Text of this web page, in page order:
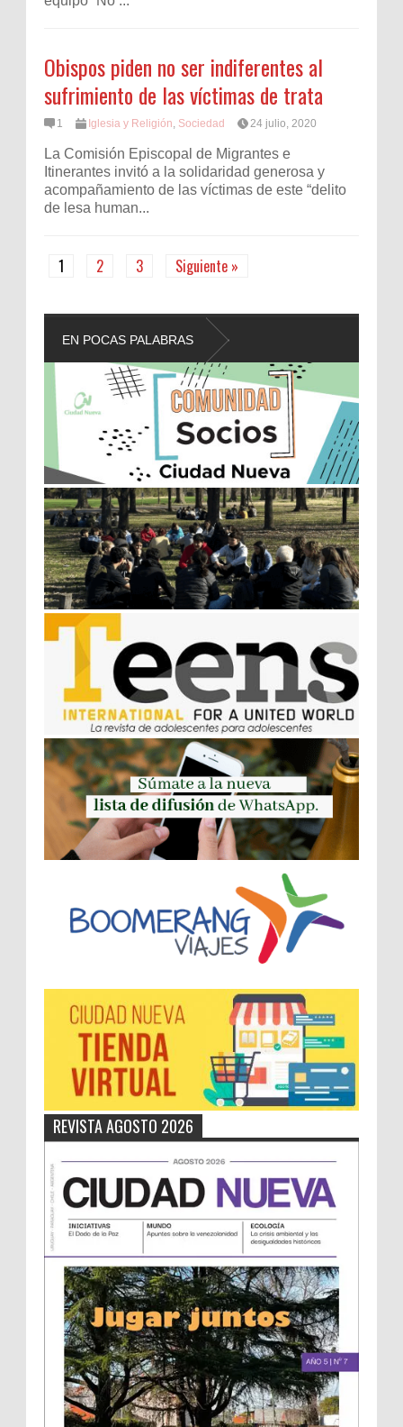
Obispos piden no ser indiferentes al
sufrimiento de las víctimas de trata
1 Iglesia y Religión Sociedad 24 julio, 2020
La Comisión Episcopal de Migrantes e
Itinerantes invitó a la solidaridad generosa y
acompañamiento de las víctimas de este “delito
de lesa human...
1 2 3 Siguiente »
EN POCAS PALABRAS
REVISTA AGOSTO 2026